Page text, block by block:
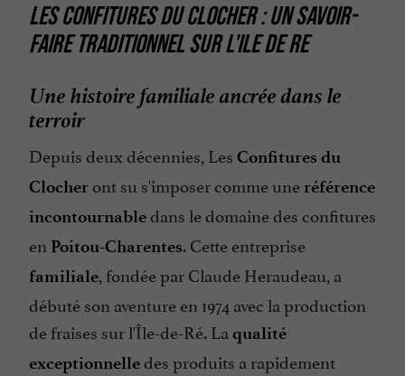
LES CONFITURES DU CLOCHER : UN SAVOIR-
FAIRE TRADITIONNEL SUR L'ILE DE RE
Une histoire familiale ancrée dans le
terroir
Depuis deux décennies, Les Confitures du
Clocher ont su s'imposer comme une référence
incontournabledans le domaine des confitures
en Poitou-Charentes. Cette entreprise
familiale , fondée par Claude Heraudeau, a
débuté son aventure en 1974 avec la production
de fraises sur l'Île-de-Ré. La qualité
exceptionnelledes produits a rapidement